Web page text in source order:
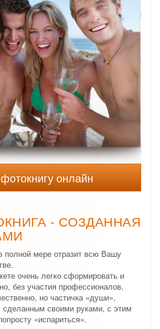
онлайн
- СОЗДАННАЯ
полной мере отразит всю Вашу
очень легко сформировать и
без участия профессионалов,
но частичка «души»,
своими руками, с этим
«испариться».